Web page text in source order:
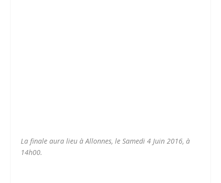
La finale aura lieu à Allonnes, le Samedi 4 Juin 2016, à
14h00.